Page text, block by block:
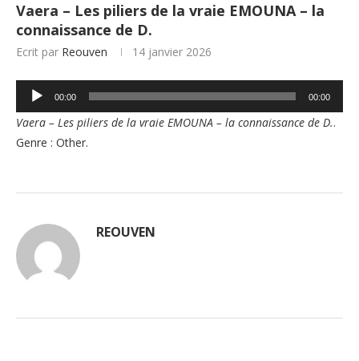
Vaera – Les piliers de la vraie EMOUNA – la
connaissance de D.
Ecrit par Reouven 14 janvier 2026
Lecteur
audio
00:00 00:00
Vaera – Les piliers de la vraie EMOUNA – la connaissance de D..
Genre : Other.
REOUVEN